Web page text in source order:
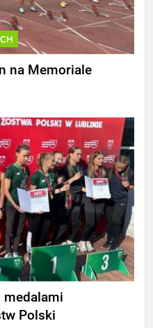
na Memoriale
medalami
Polski